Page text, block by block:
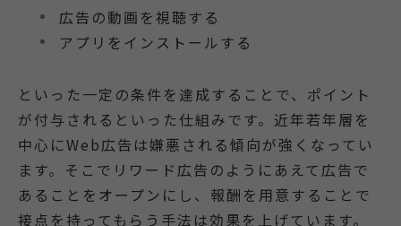
広告の動画を視聴する
アプリをインストールする
といった一定の条件を達成することで、ポイント
が付与されるといった仕組みです。近年若年層を
中心にWeb広告は嫌悪される傾向が強くなってい
ます。そこでリワード広告のようにあえて広告で
あることをオープンにし、報酬を用意することで
接点を持ってもらう手法は効果を上げています。